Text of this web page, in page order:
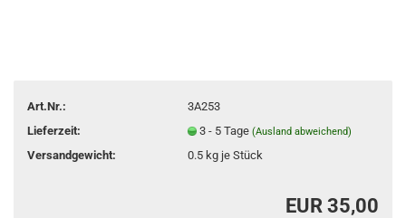
Art.Nr.:
3A253
Lieferzeit:
3 - 5 Tage (Ausland abweichend)
Versandgewicht: 0.5kg je Stück
EUR 35,00